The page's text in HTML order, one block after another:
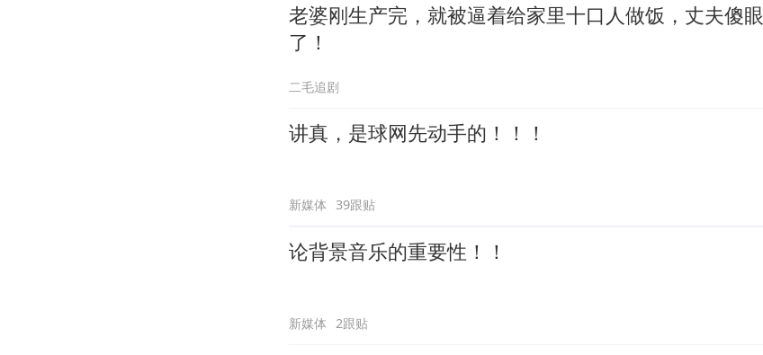
老婆刚生产完，就被逼着给家里十口人做饭，丈夫傻眼
了！
二毛追剧
讲真，是球网先动手的！！！
新媒体 39跟贴
论背景音乐的重要性！！
新媒体 2跟贴